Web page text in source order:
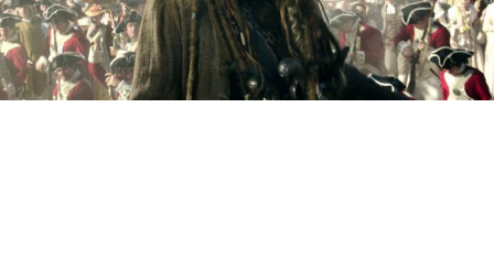
Cool Esport
Pořady